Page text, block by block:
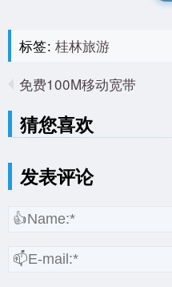
标签: 桂林旅游
免费100M移动宽带
猜您喜欢
发表评论